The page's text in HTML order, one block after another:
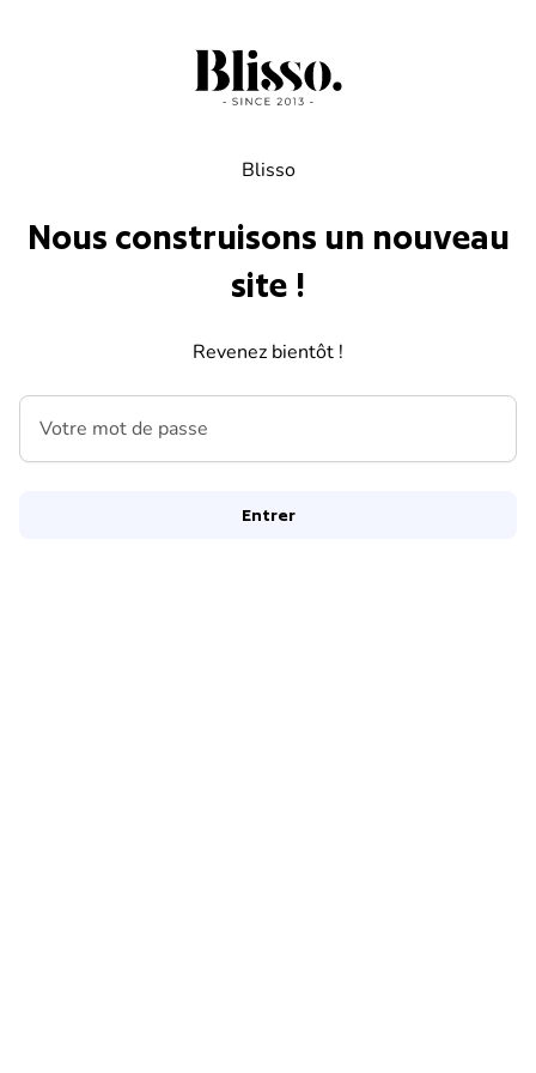
Blisso
Nous construisons un nouveau
site !
Revenez bientôt !
Votre mot de passe
Entrer